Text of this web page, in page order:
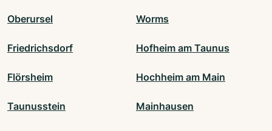
Oberursel Worms
Friedrichsdorf Hofheim am Taunus
Flörsheim Hochheim am Main
Taunusstein Mainhausen